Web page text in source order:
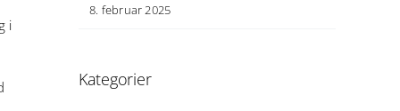
i
8. februar 2025
Kategorier